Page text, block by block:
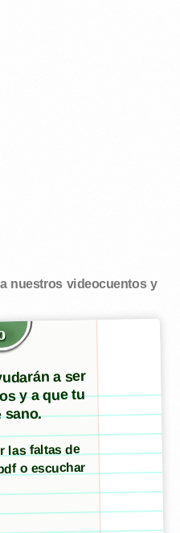
nuestros videocuentos y
a ser
y a que tu
sano.
las faltas de
o escuchar